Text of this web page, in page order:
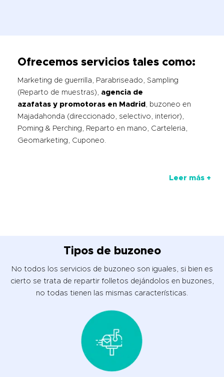
Ofrecemos servicios tales como:
Marketing de guerrilla, Parabriseado, Sampling
(Reparto de muestras), agencia de
azafatas y promotoras en Madrid
, buzoneo en
Majadahonda (direccionado, selectivo, interior),
Poming & Perching, Reparto en mano, Carteleria,
Geomarketing, Cuponeo.
Leer más +
Tipos de buzoneo
No todos los servicios de buzoneo son iguales, si bien es
cierto se trata de repartir folletos dejándolos en buzones,
no todas tienen las mismas características.